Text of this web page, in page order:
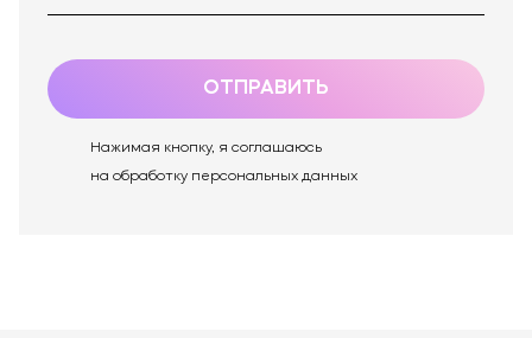
ОТПРАВИТЬ
Нажимая кнопку, я соглашаюсь
на обработку персональных данных